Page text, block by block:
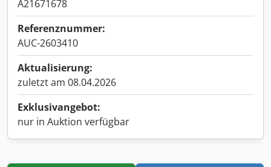
A21671678
Referenznummer:
AUC-2603410
Aktualisierung:
zuletzt am 08.04.2026
Exklusivangebot:
nur in Auktion verfügbar